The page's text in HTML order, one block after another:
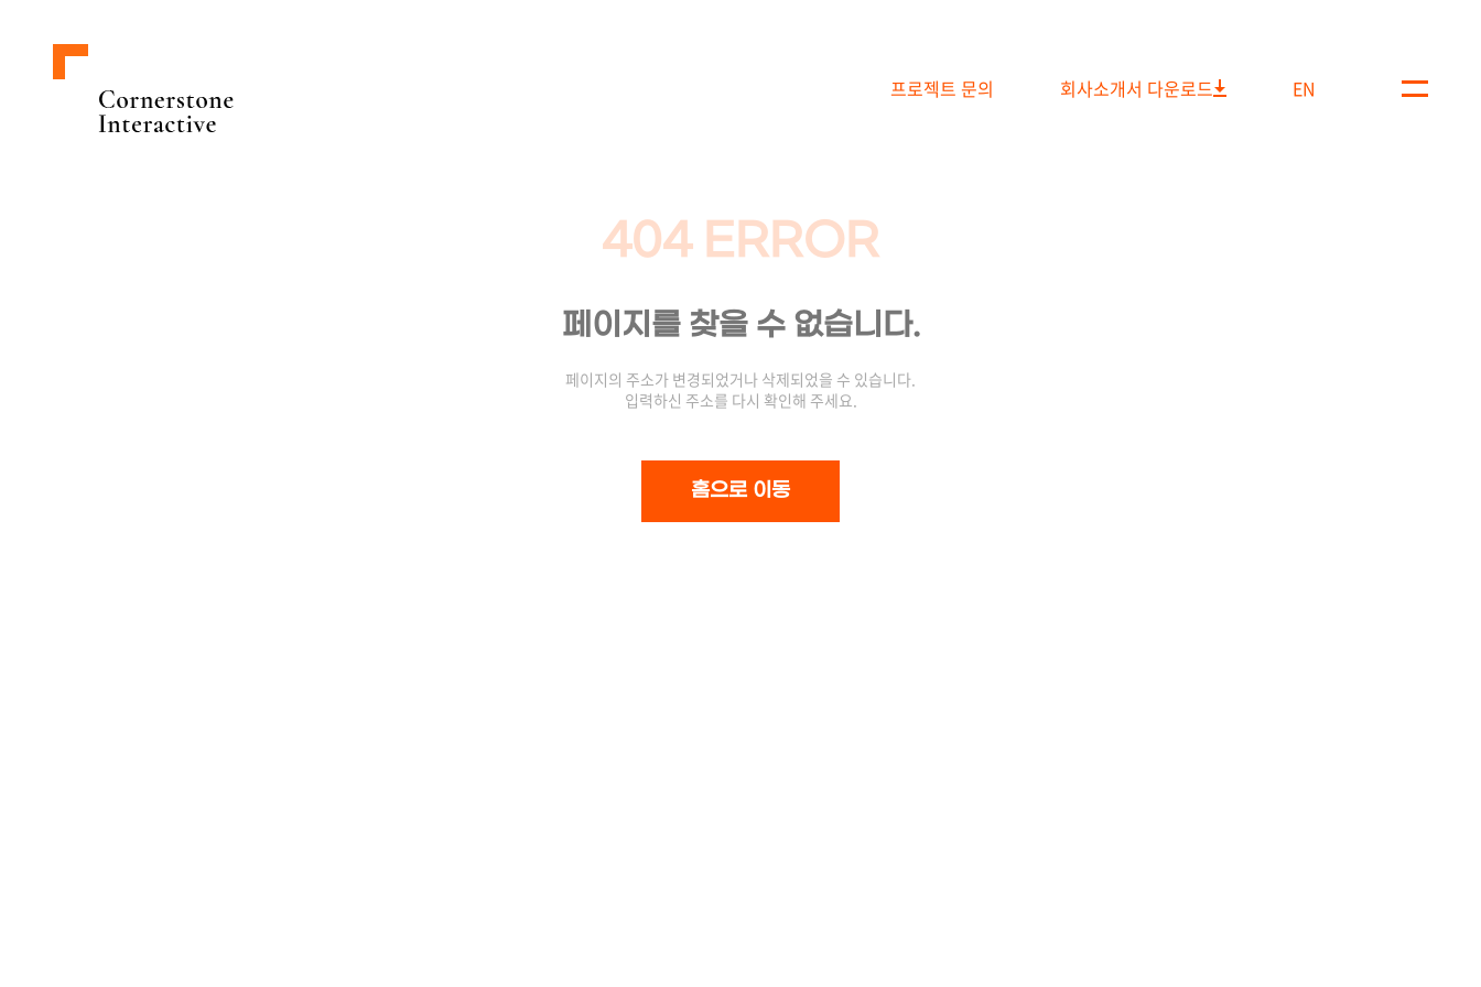
프로젝트 문의 회사소개서 다운로드 EN
메
404 ERROR
페이지를 찾을 수 없습니다.
페이지의 주소가 변경되었거나 삭제되었을 수 있습니다.
입력하신 주소를 다시 확인해 주세요.
홈으로 이동